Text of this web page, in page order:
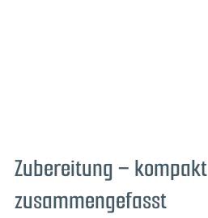
Zubereitung – kompakt
zusammengefasst